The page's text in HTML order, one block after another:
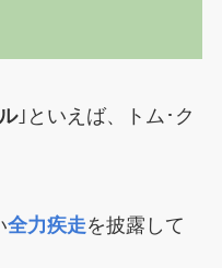
｣といえば、トム･ク
全力疾走を披露して